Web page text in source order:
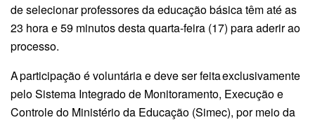
de selecionar professores da educação básica têm até as
23 hora e 59 minutos desta quarta-feira (17) para aderir ao
processo.
A participação é voluntária e deve ser feita exclusivamente
pelo Sistema Integrado de Monitoramento, Execução e
Controle do Ministério da Educação (Simec), por meio da